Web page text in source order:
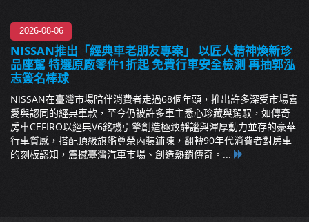
2026-08-06
NISSAN推出「經典車老朋友專案」 以匠人精神煥新珍
品座駕 特選原廠零件1折起 免費行車安全檢測 再抽郭泓
志簽名棒球
NISSAN在臺灣市場陪伴消費者走過68個年頭，推出許多深受市場喜
愛與認同的經典車款，至今仍被許多車主悉心珍藏與駕馭，如傳奇
房車CEFIRO以經典V6銘機引擎創造極致靜謐與渾厚動力並存的豪華
行車質感，搭配頂級旗艦尊榮內裝鋪陳，翻轉90年代消費者對房車
的刻板認知，震撼臺灣汽車市場、創造熱銷傳奇。...